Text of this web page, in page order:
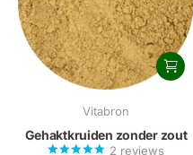
Vitabron
Gehaktkruiden zonder zout
2 reviews